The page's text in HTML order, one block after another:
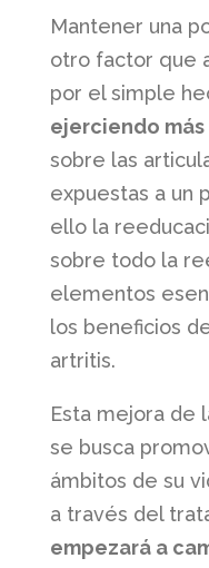
Mantener una
otro factor que
por el simple
ejerciendo
sobre las
expuestas a un
ello la
sobre todo la
elementos
los beneficios
artritis.
Esta mejora de
se busca
ámbitos de su
a través del
empezará a